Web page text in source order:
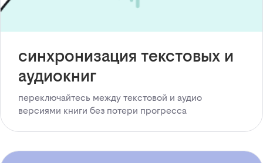
синхронизация текстовых и
аудиокниг
переключайтесь между текстовой и аудио
версиями книги без потери прогресса